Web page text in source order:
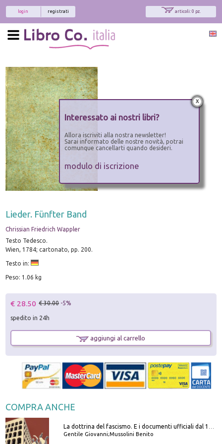
articoli: 0 pz.
registrati
login
Lieder. Fünfter Band
Chrissian Friedrich Wappler
Testo Tedesco.
Wien, 1784; cartonato, pp. 200.
Testo in:
Peso: 1.06 kg
€ 28.50 € 30.00 -5%
spedito in 24h
aggiungi al carrello
COMPRA ANCHE
Gentile Giovanni;Mussolini Benito
x
Interessato ai nostri libri?
Allora iscriviti alla nostra newsletter!
Sarai informato delle nostre novità, potrai
comunque cancellarti quando desideri.
modulo di iscrizione